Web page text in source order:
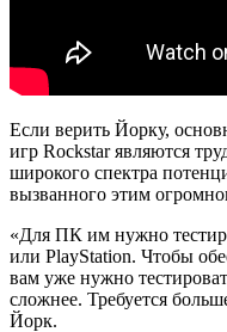
Если верить Йорку,
игр Rockstar являются
широкого спектра
вызванного этим
«Для ПК им нужно
или PlayStation. Чтобы
вам уже нужно
сложнее. Требуется
Йорк.